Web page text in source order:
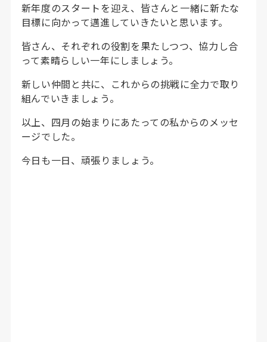
新年度のスタートを迎え、皆さんと一緒に新たな
目標に向かって邁進していきたいと思います。
皆さん、それぞれの役割を果たしつつ、協力し合
って素晴らしい一年にしましょう。
新しい仲間と共に、これからの挑戦に全力で取り
組んでいきましょう。
以上、四月の始まりにあたっての私からのメッセ
ージでした。
今日も一日、頑張りましょう。